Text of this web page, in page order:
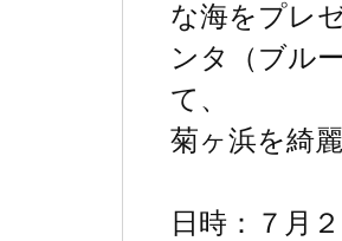
な海をプレ
ンタ（ブル
て、
菊ヶ浜を綺
日時：７月